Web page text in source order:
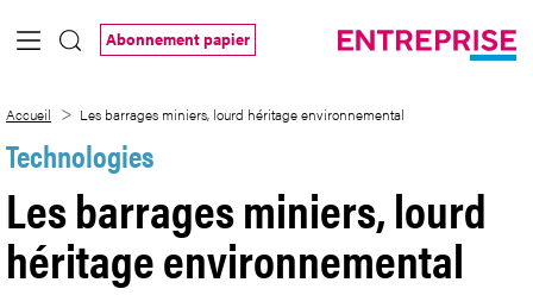
Saut au contenu principal
Abonnement papier
Accueil Les barrages miniers, lourd héritage environnemental
Technologies
Les barrages miniers, lourd
héritage environnemental